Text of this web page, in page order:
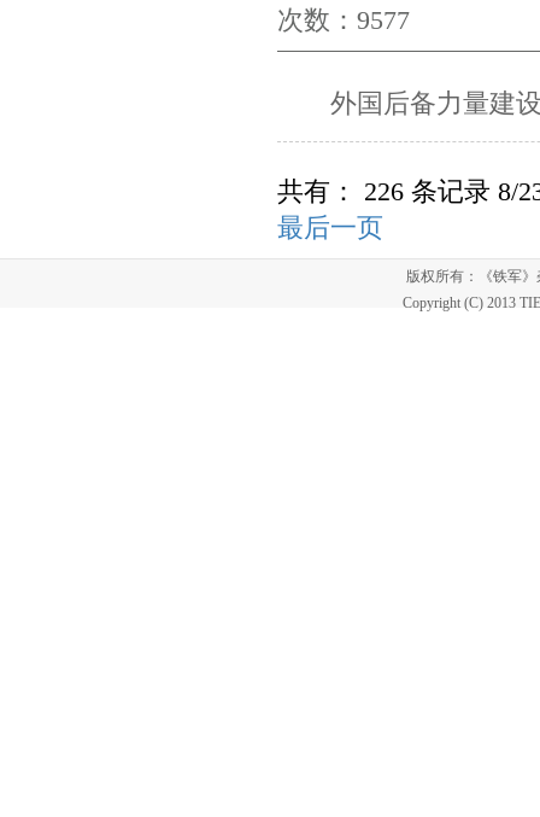
次数：9577
外国后备力量建
共有： 226 条记录 8/
最后一页
版权所有：《铁军
Copyright (C) 2013